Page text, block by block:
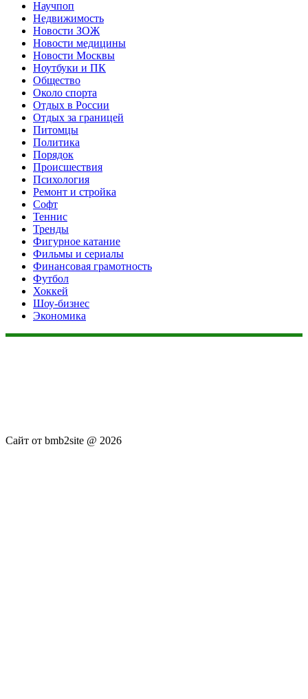
Научпоп
Недвижимость
Новости ЗОЖ
Новости медицины
Новости Москвы
Ноутбуки и ПК
Общество
Около спорта
Отдых в России
Отдых за границей
Питомцы
Политика
Порядок
Происшествия
Психология
Ремонт и стройка
Софт
Теннис
Тренды
Фигурное катание
Фильмы и сериалы
Финансовая грамотность
Футбол
Хоккей
Шоу-бизнес
Экономика
Сайт от bmb2site @ 2026